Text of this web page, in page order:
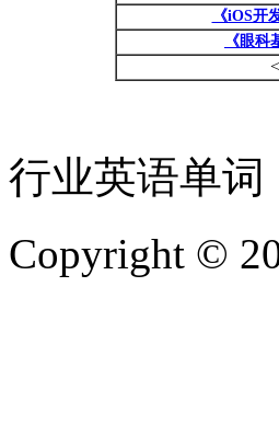
《iOS开
《眼科
行业英语单词
Copyright ©